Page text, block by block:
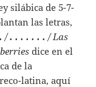
silábica de 5-7-
las letras,
./. . . . . . . / Las
dice en el
de la
latina, aquí